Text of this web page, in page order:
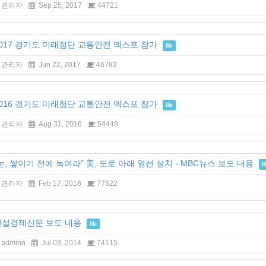
관리자 Sep 25, 2017 44721
경기도 미래첨단 교통안전 엑스포 참가 file
관리자 Jun 22, 2017 46782
경기도 미래첨단 교통안전 엑스포 참가 file
관리자 Aug 31, 2016 54448
, 쌓이기 전에 녹여라" 美, 도로 아래 열선 설치 - MBC뉴스 보도 내용
관리자 Feb 17, 2016 77522
설경제신문 보도 내용 file
adminn Jul 03, 2014 74115